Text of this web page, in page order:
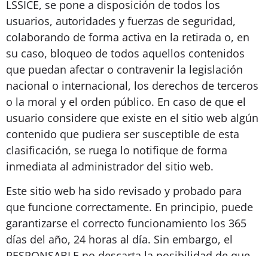
LSSICE, se pone a disposición de todos los
usuarios, autoridades y fuerzas de seguridad,
colaborando de forma activa en la retirada o, en
su caso, bloqueo de todos aquellos contenidos
que puedan afectar o contravenir la legislación
nacional o internacional, los derechos de terceros
o la moral y el orden público. En caso de que el
usuario considere que existe en el sitio web algún
contenido que pudiera ser susceptible de esta
clasificación, se ruega lo notifique de forma
inmediata al administrador del sitio web.
Este sitio web ha sido revisado y probado para
que funcione correctamente. En principio, puede
garantizarse el correcto funcionamiento los 365
días del año, 24 horas al día. Sin embargo, el